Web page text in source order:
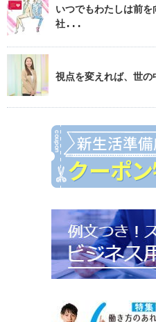
いつでもわたしは前
社...
視点を変えれば、世